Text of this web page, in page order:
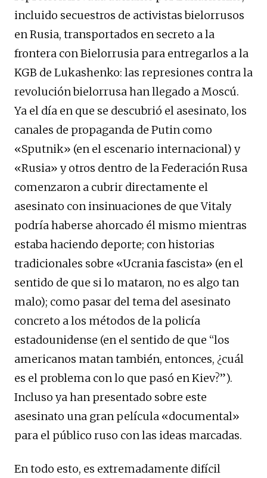
incluido secuestros de activistas bielorrusos
en Rusia, transportados en secreto a la
frontera con Bielorrusia para entregarlos a la
KGB de Lukashenko: las represiones contra la
revolución bielorrusa han llegado a Moscú.
Ya el día en que se descubrió el asesinato, los
canales de propaganda de Putin como
«Sputnik» (en el escenario internacional) y
«Rusia» y otros dentro de la Federación Rusa
comenzaron a cubrir directamente el
asesinato con insinuaciones de que Vitaly
podría haberse ahorcado él mismo mientras
estaba haciendo deporte; con historias
tradicionales sobre «Ucrania fascista» (en el
sentido de que si lo mataron, no es algo tan
malo); como pasar del tema del asesinato
concreto a los métodos de la policía
estadounidense (en el sentido de que “los
americanos matan también, entonces, ¿cuál
es el problema con lo que pasó en Kiev?”).
Incluso ya han presentado sobre este
asesinato una gran película «documental»
para el público ruso con las ideas marcadas.
En todo esto, es extremadamente difícil